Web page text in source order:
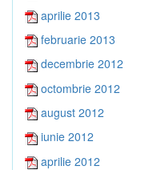
aprilie 2013
februarie 2013
decembrie 2012
octombrie 2012
august 2012
iunie 2012
aprilie 2012